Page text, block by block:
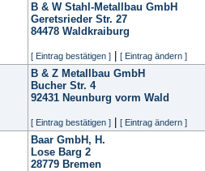
B & W Stahl-Metallbau GmbH
Geretsrieder Str. 27
84478 Waldkraiburg
[ Eintrag bestätigen ] [ Eintrag ändern ]
B & Z Metallbau GmbH
Bucher Str. 4
92431 Neunburg vorm Wald
[ Eintrag bestätigen ] [ Eintrag ändern ]
Baar GmbH, H.
Lose Barg 2
28779 Bremen